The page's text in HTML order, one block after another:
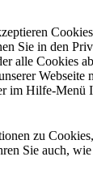
Sie in den
alle Cookies
im Hilfe-
zu
Sie auch,